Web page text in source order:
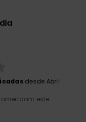
desde Abril
este